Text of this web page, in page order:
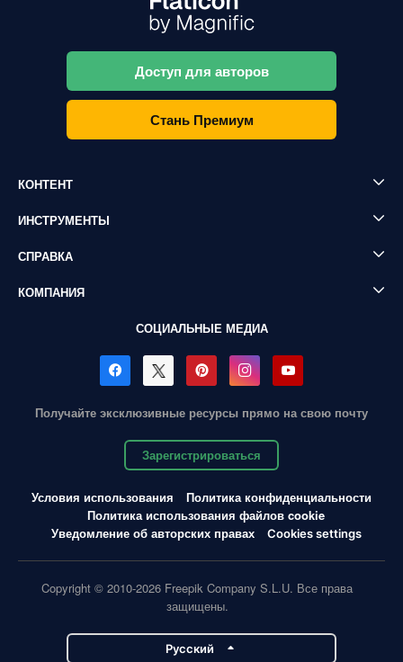
Доступ для авторов
Стань Премиум
КОНТЕНТ
ИНСТРУМЕНТЫ
СПРАВКА
КОМПАНИЯ
СОЦИАЛЬНЫЕ МЕДИА
Получайте эксклюзивные ресурсы прямо на свою почту
Зарегистрироваться
Условия использования
Политика конфиденциальности
Политика использования файлов cookie
Уведомление об авторских правах
Cookies settings
Copyright © 2010-2026 Freepik Company S.L.U. Все права
защищены.
Pусский